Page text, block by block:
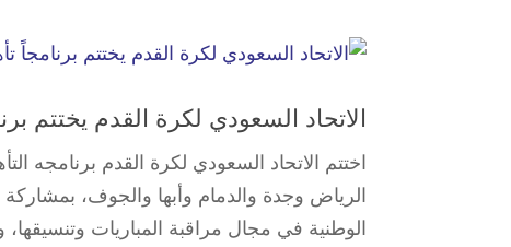
الاتحاد السعودي لكرة القدم يختتم برنامجاً تأهيلياً
الوطنية في مجال مراقبة المباريات